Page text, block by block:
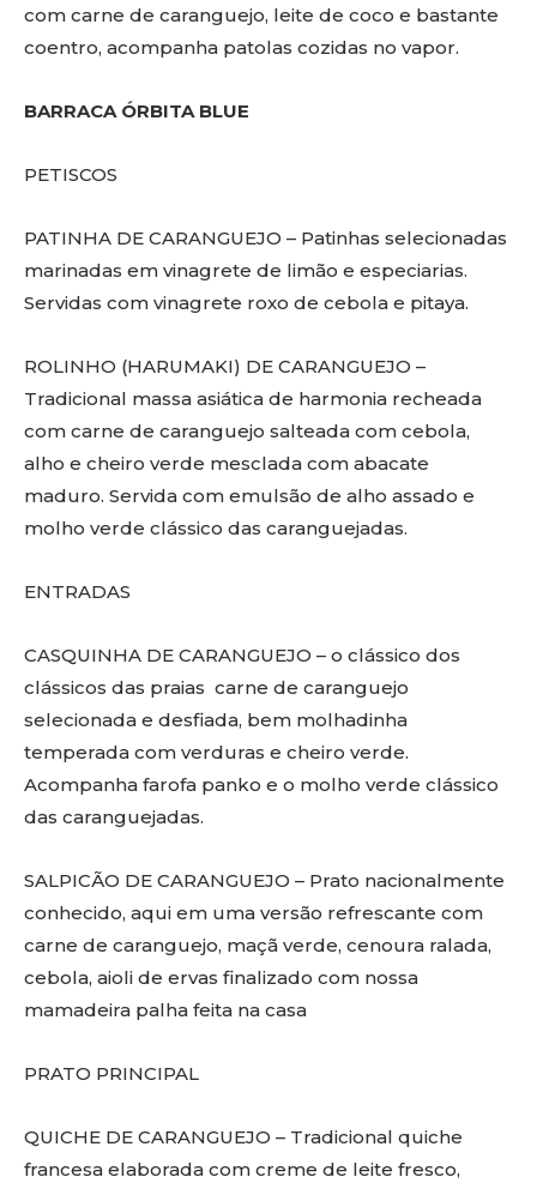
com carne de caranguejo, leite de coco e bastante
coentro, acompanha patolas cozidas no vapor. ⁠
BARRACA ÓRBITA BLUE
PETISCOS
PATINHA DE CARANGUEJO – Patinhas selecionadas
marinadas em vinagrete de limão e especiarias.
Servidas com vinagrete roxo de cebola e pitaya.
ROLINHO (HARUMAKI) DE CARANGUEJO –
Tradicional massa asiática de harmonia recheada
com carne de caranguejo salteada com cebola,
alho e cheiro verde mesclada com abacate
maduro. Servida com emulsão de alho assado e
molho verde clássico das caranguejadas.
ENTRADAS
CASQUINHA DE CARANGUEJO – o clássico dos
clássicos das praias carne de caranguejo
selecionada e desfiada, bem molhadinha
temperada com verduras e cheiro verde.
Acompanha farofa panko e o molho verde clássico
das caranguejadas.
SALPICÃO DE CARANGUEJO – Prato nacionalmente
conhecido, aqui em uma versão refrescante com
carne de caranguejo, maçã verde, cenoura ralada,
cebola, aioli de ervas finalizado com nossa
mamadeira palha feita na casa
PRATO PRINCIPAL
QUICHE DE CARANGUEJO – Tradicional quiche
francesa elaborada com creme de leite fresco,